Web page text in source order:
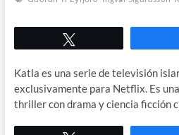
Katla es una serie de televisión
exclusivamente para Netflix. Es
thriller con drama y ciencia ficción